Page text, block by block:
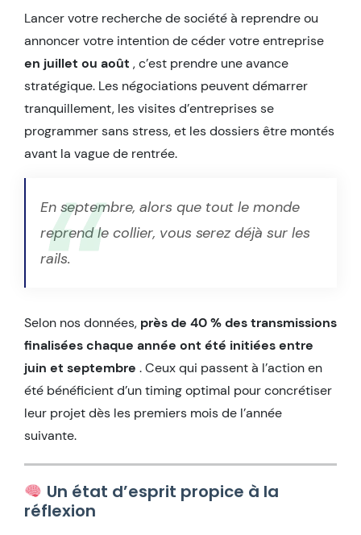
Lancer votre recherche de société à reprendre ou
annoncer votre intention de céder votre entreprise
en juillet ou août , c’est prendre une avance
stratégique. Les négociations peuvent démarrer
tranquillement, les visites d’entreprises se
programmer sans stress, et les dossiers être montés
avant la vague de rentrée.
En septembre, alors que tout le monde
reprend le collier, vous serez déjà sur les
rails.
Selon nos données, près de 40 % des transmissions
finalisées chaque année ont été initiées entre
juin et septembre . Ceux qui passent à l’action en
été bénéficient d’un timing optimal pour concrétiser
leur projet dès les premiers mois de l’année
suivante.
Un état d’esprit propice à la
réflexion